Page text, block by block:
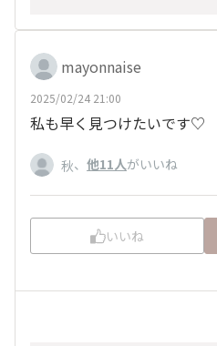
mayonnaise
2025/02/24 21:00
私も早く見つけたいです♡
秋、 他11人がいいね
いいね